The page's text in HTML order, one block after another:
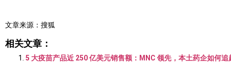
文章来源：搜狐
相关文章：
5 大疫苗产品近 250 亿美元销售额：MNC 领先，本土药企如何追